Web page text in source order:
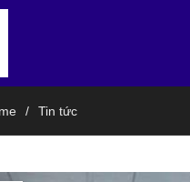
Tin tức